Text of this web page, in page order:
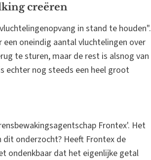
creëren
in stand te houden".
oneindig aantal vluchtelingen over
te sturen, maar de rest is alsnog van
echter nog steeds een heel groot
Frontex'. Het
onderzocht? Heeft Frontex de
ondenkbaar dat het eigenlijke getal